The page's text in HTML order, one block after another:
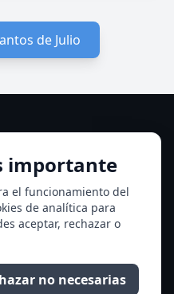
de Julio
importante
el funcionamiento del
de analítica para
aceptar, rechazar o
no necesarias